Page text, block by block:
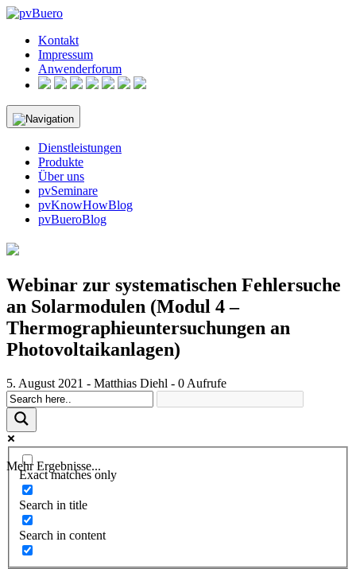
Skip
contentKontakt
Impressum
Anwenderforum
Dienstleistungen
Produkte
Über uns
pvSeminare
pvKnowHowBlog
pvBueroBlog
Webinar zur systematischen Fehlersuche
an Solarmodulen (Modul 4 –
Thermographieuntersuchungen an
Photovoltaikanlagen)
5. August 2021 - Matthias Diehl - 0 Aufrufe
Mehr Ergebnisse...
Exact matches only
Search in title
Search in content